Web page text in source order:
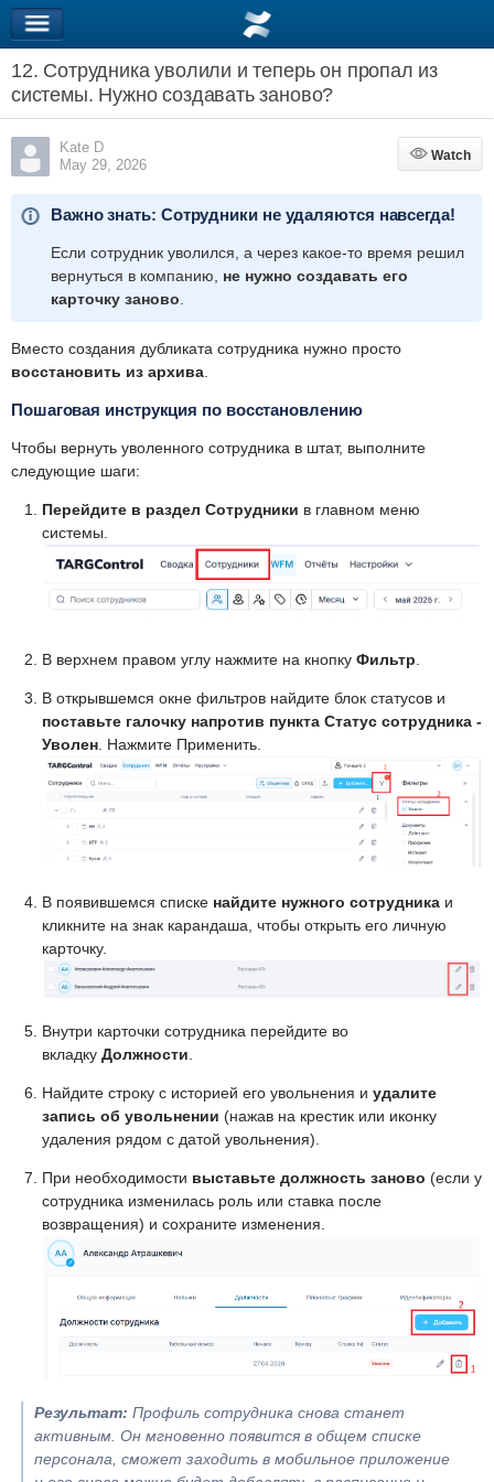
12. Сотрудника уволили и теперь он пропал из
системы. Нужно создавать заново?
Kate D
May 29, 2026
Watch
Watch
Важно знать: Сотрудники не удаляются навсегда!
Если сотрудник уволился, а через какое-то время решил
вернуться в компанию, не нужно создавать его
карточку заново
Вместо создания дубликата сотрудника нужно просто
восстановить из архива.
Пошаговая инструкция по восстановлению
Чтобы вернуть уволенного сотрудника в штат, выполните
следующие шаги:
Перейдите в раздел Сотрудники в главном меню
системы.
В верхнем правом углу нажмите на кнопку Фильтр.
В открывшемся окне фильтров найдите блок статусов и
поставьте галочку напротив пункта Статус сотрудника -
Уволен. Нажмите Применить.
В появившемся списке найдите нужного сотрудникаи
кликните на знак карандаша, чтобы открыть его личную
карточку.
Внутри карточки сотрудника перейдите во
вкладку Должности
Найдите строку с историей его увольнения и удалите
запись об увольнении (нажав на крестик или иконку
удаления рядом с датой увольнения).
При необходимости выставьте должность заново (если у
сотрудника изменилась роль или ставка после
возвращения) и сохраните изменения.
Результат: Профиль сотрудника снова станет
активным. Он мгновенно появится в общем списке
персонала, сможет заходить в мобильное приложение